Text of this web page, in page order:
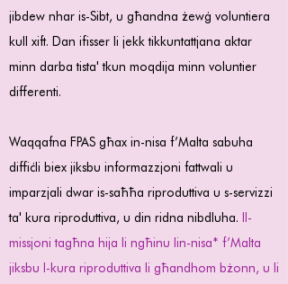
jibdew nhar is-Sibt, u għandna żewġ voluntiera
kull xift. Dan ifisser li jekk tikkuntattjana aktar
minn darba tista' tkun moqdija minn voluntier
differenti.
Waqqafna FPAS għax in-nisa f’Malta sabuha
diffiċli biex jiksbu informazzjoni fattwali u
imparzjali dwar is-saħħa riproduttiva u s-servizzi
ta' kura riproduttiva, u din ridna nibdluha. Il-
missjoni tagħna hija li ngħinu lin-nisa* f’Malta
jiksbu l-kura riproduttiva li għandhom bżonn, u li